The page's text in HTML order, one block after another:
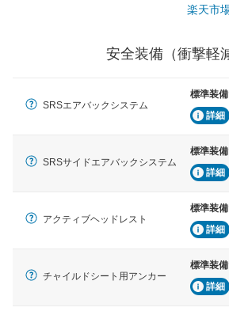
楽天市
安全装備（衝撃軽
SRSエアバックシステム
標準装備
詳細
SRSサイドエアバックシステム
標準装備
詳細
アクティブヘッドレスト
標準装備
詳細
チャイルドシート用アンカー
標準装備
詳細